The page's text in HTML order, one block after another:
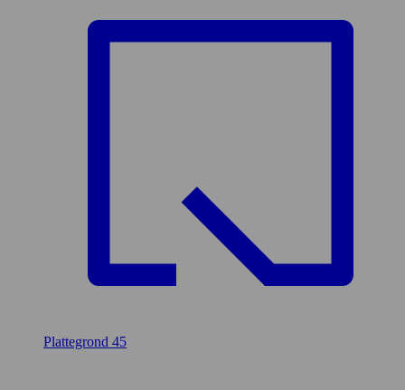
Plattegrond 45